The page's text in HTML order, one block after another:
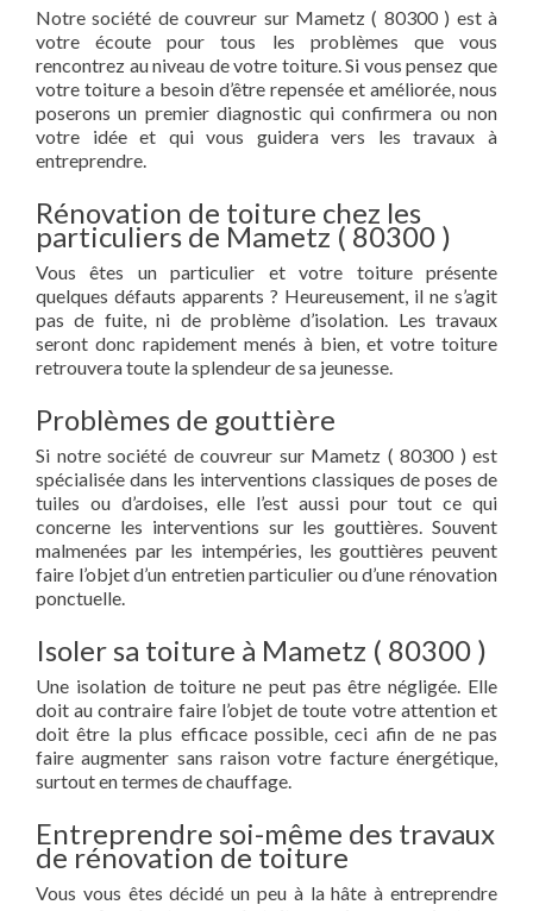
Notre société de couvreur sur Mametz ( 80300 ) est à
votre écoute pour tous les problèmes que vous
rencontrez au niveau de votre toiture. Si vous pensez que
votre toiture a besoin d’être repensée et améliorée, nous
poserons un premier diagnostic qui confirmera ou non
votre idée et qui vous guidera vers les travaux à
entreprendre.
Rénovation de toiture chez les
particuliers de Mametz ( 80300 )
Vous êtes un particulier et votre toiture présente
quelques défauts apparents ? Heureusement, il ne s’agit
pas de fuite, ni de problème d’isolation. Les travaux
seront donc rapidement menés à bien, et votre toiture
retrouvera toute la splendeur de sa jeunesse.
Problèmes de gouttière
Si notre société de couvreur sur Mametz ( 80300 ) est
spécialisée dans les interventions classiques de poses de
tuiles ou d’ardoises, elle l’est aussi pour tout ce qui
concerne les interventions sur les gouttières. Souvent
malmenées par les intempéries, les gouttières peuvent
faire l’objet d’un entretien particulier ou d’une rénovation
ponctuelle.
Isoler sa toiture à Mametz ( 80300 )
Une isolation de toiture ne peut pas être négligée. Elle
doit au contraire faire l’objet de toute votre attention et
doit être la plus efficace possible, ceci afin de ne pas
faire augmenter sans raison votre facture énergétique,
surtout en termes de chauffage.
Entreprendre soi-même des travaux
de rénovation de toiture
Vous vous êtes décidé un peu à la hâte à entreprendre